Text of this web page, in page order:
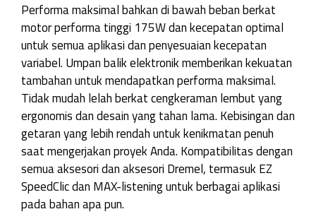
Performa maksimal bahkan di bawah beban berkat
motor performa tinggi 175W dan kecepatan optimal
untuk semua aplikasi dan penyesuaian kecepatan
variabel. Umpan balik elektronik memberikan kekuatan
tambahan untuk mendapatkan performa maksimal.
Tidak mudah lelah berkat cengkeraman lembut yang
ergonomis dan desain yang tahan lama. Kebisingan dan
getaran yang lebih rendah untuk kenikmatan penuh
saat mengerjakan proyek Anda. Kompatibilitas dengan
semua aksesori dan aksesori Dremel, termasuk EZ
SpeedClic dan MAX-listening untuk berbagai aplikasi
pada bahan apa pun.